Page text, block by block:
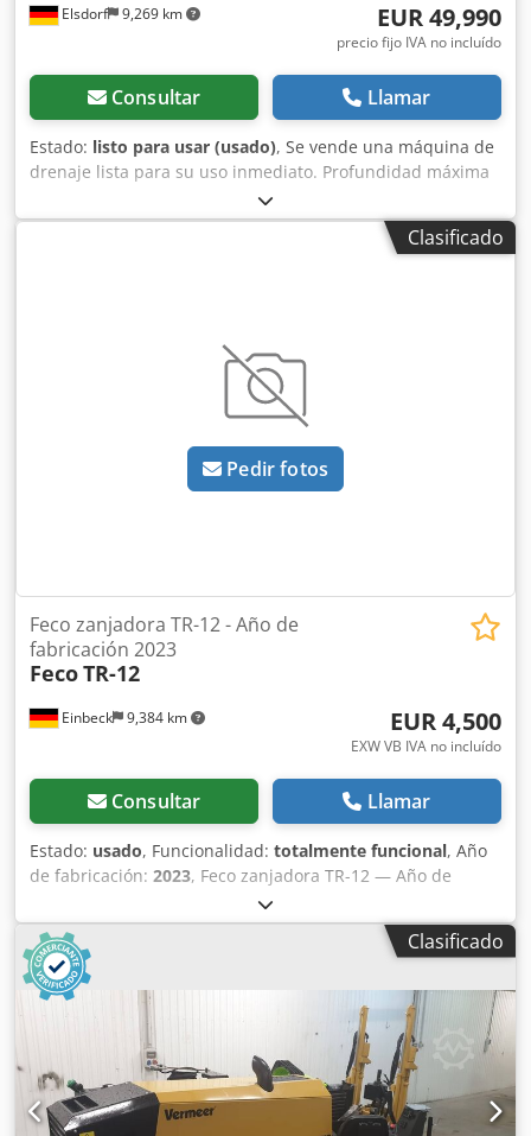
Elsdorf 9,269 km EUR 49,990
precio fijo IVA no incluído
Consultar Llamar
Estado: listo para usar (usado), Se vende una máquina de
drenaje lista para su uso inmediato. Profundidad máxima
de trabajo de aproximadamente 2 metros. El tren de
rodaje aún tiene al menos un 80% de vida útil. Sistema de
control láser Moba preinstalado, pero no incluido en la
Clasificado
Pedir fotos
Einbeck 9,384 km
Feco zanjadora TR-12 - Año de
fabricación 2023
FecoTR-12
EUR 4,500
EXW VB IVA no incluído
Consultar Llamar
Estado: usado, Funcionalidad: totalmente funcional, Año
de fabricación: 2023, Feco zanjadora TR-12 — Año de
fabricación 2023 Usada, proveniente del parque de
alquiler profesional de Kurt König Baumaschinen GmbH,
Einbeck. Chodpfxjy A E Iro Ad Sea Estado & Información: -
Estado: Usada de alquiler, mantenida regularmente -
Funcionamiento: Totalmente operativa - Próximamente
fotos del producto — no dude en solicitarnos imágenes
actuales si está interesado - Inspección posible bajo cita
previa en 37574 Einbeck Precio 4.500 EUR más IVA | EXW
Einbeck | Entrega bajo consulta
Clasificado